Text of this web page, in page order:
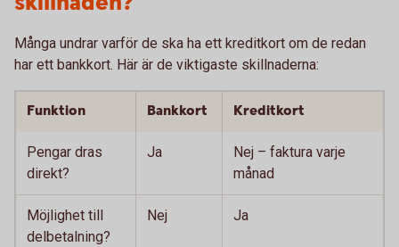
Många undrar varför de ska ha ett kreditkort om de redan
har ett bankkort. Här är de viktigaste skillnaderna:
Funktion Bankkort Kreditkort
Pengar dras
direkt?
Ja
Nej – faktura varje
månad
Möjlighet till
delbetalning?
Nej Ja